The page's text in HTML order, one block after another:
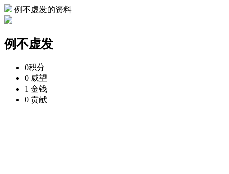
例不虚发的资料
例不虚发
0积分
0 威望
1 金钱
0 贡献